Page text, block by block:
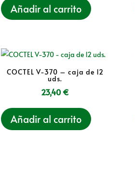
Añadir al carrito
COCTEL V-370 – caja de 12
uds.
23,40 €
Añadir al carrito